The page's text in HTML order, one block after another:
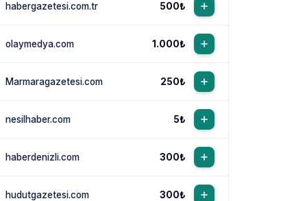
habergazetesi.com.tr 500₺
olaymedya.com 1.000₺
Marmaragazetesi.com 250₺
nesilhaber.com 5₺
haberdenizli.com 300₺
hudutgazetesi.com 300₺